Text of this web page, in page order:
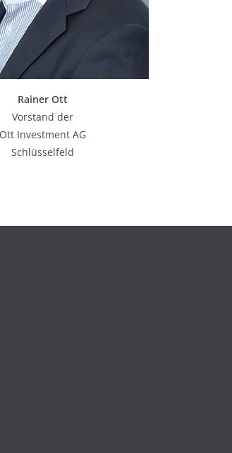
Rainer Ott
Vorstand der
Ott Investment AG
Schlüsselfeld